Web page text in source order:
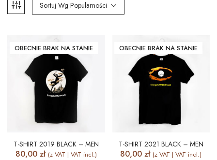
Sortuj Wg Popularności
OBECNIE BRAK NA STANIE
T-SHIRT 2019 BLACK – MEN
80,00 zł (z VAT | VAT incl.)
OBECNIE BRAK NA STANIE
T-SHIRT 2021 BLACK – MEN
80,00zł (z VAT | VAT incl.)